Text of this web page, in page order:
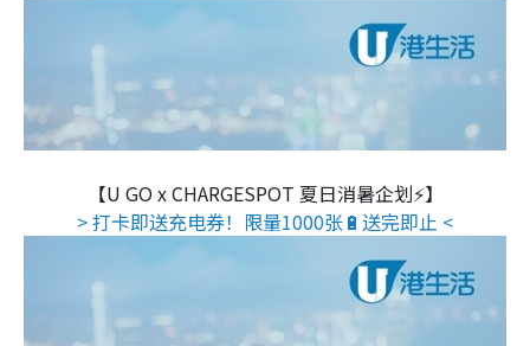
【U GO x CHARGESPOT 夏日消暑企划⚡】
> 打卡即送充电券！限量1000张🔋送完即止 <